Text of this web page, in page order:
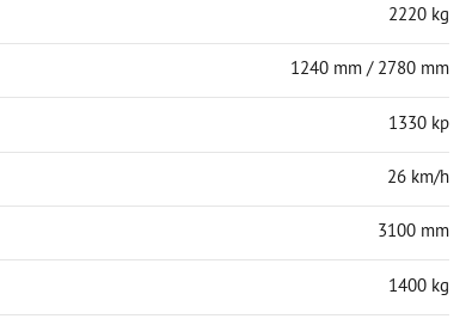
2220 kg
1240 mm / 2780 mm
1330 kp
26 km/h
3100 mm
1400 kg